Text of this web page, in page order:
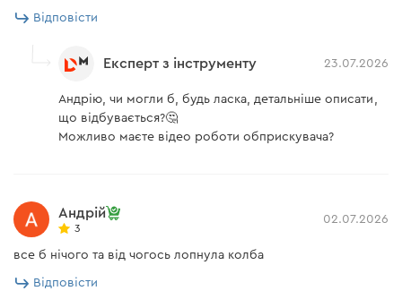
Відповісти
Експерт з інструменту 23.07.2026
Андрію, чи могли б, будь ласка, детальніше описати,
що відбувається?🤔
Можливо маєте відео роботи обприскувача?
Андрій
3
02.07.2026
все б нічого та від чогось лопнула колба
Відповісти